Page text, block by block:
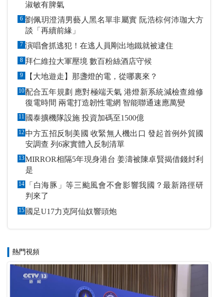
淑敏有脾氣
6 劉佩玥澄清男藝人黑名單非屬實 阮浩棕何沛珈大方
談「再續前緣」
7 演唱會抓逃犯！在逃人員剛出地鐵就被逮住
8 拜仁維拉大軍壓境 數百粉絲酒店守候
9 【大地遊走】那盞燈的電，從哪裏來？
10 配合五年規劃 應對極端天氣 港燈新系統減檢查維修
復電時間 兩電打造韌性電網 智能聯通速應萬變
11 國泰擴機隊設施 投資加碼至1500億
12 中方五招反制美國 收緊無人機出口 發起首例外貿國
安調查 列6家實體入反制清單
13MIRROR相隔5年現身港台 姜濤被陳卓賢揭借錢封利
是
14
「白海豚」等三颱風會不會影響我國？最新路徑研
判來了
15 國足U17力克阿仙奴響頭炮
熱門視頻